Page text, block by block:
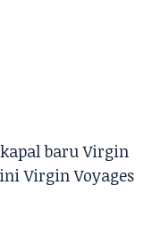
baru Virgin
Virgin Voyages